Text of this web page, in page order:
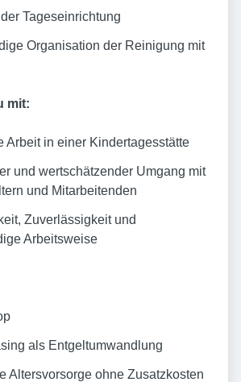
Tageseinrichtung
Organisation der Reinigung mit
mit:
Arbeit in einer Kindertagesstätte
und wertschätzender Umgang mit
und Mitarbeitenden
Zuverlässigkeit und
Arbeitsweise
als Entgeltumwandlung
Altersvorsorge ohne Zusatzkosten